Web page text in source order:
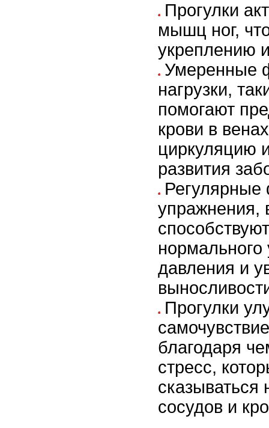
Прогулки
мышц ног,
укреплению
Умеренные
нагрузки,
помогают
крови в
циркуляцию
развития
Регулярные
упражнения,
нормального
давления и
Прогулки
благодаря
стресс,
сказываться
сосудов и